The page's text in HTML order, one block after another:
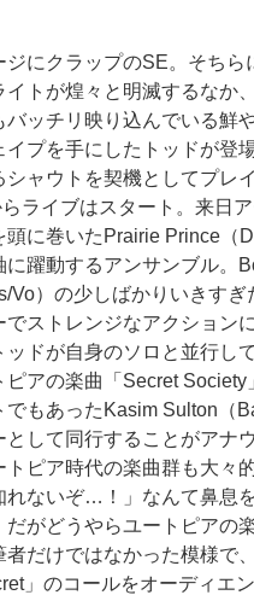
にクラップのSE。そちら
イトが煌々と明滅するなか
バッチリ映り込んでいる鮮
イプを手にしたトッドが登
ャウトを契機としてプレ
らライブはスタート。来日
頭に巻いたPrairie Prince（
に躍動するアンサンブル。
Vo）の少しばかりいきすぎ
でストレンジなアクション
ッドが自身のソロと並行し
アの楽曲「Secret Society
でもあったKasim Sulton（
として同行することがアナ
トピア時代の楽曲群も大々
れないぞ…！」なんて鼻息
だがどうやらユートピアの
者だけではなかった模様で
」のコールをオーディエ